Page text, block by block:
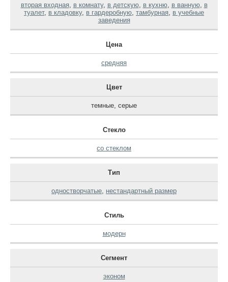
вторая входная в комнату, в детскую, в кухню, в ванную, в
туалет, в кладовку, в гардеробную тамбурная
в учебные
заведения
Цена
средняя
Цвет
темные серые
Стекло
со стеклом
Тип
одностворчатые нестандартный размер
Стиль
модерн
Сегмент
эконом